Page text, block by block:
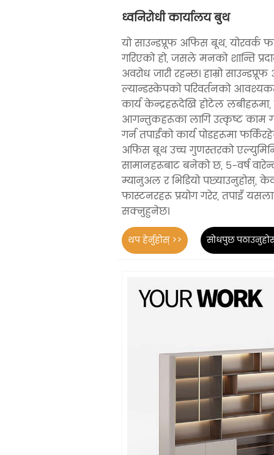
ध्वनिरोधी कार्यालय बुथ
यो साउन्डप्रूफ अफिस बूथ, योरवर्क
गरिएको हो, जसले मनको शान्ति
अवरोध जारी रहन्छ। हाम्रो
ल्यान्डस्केपको परिवर्तनको
कार्य केन्द्रहरूदेखि होटेल लबीहरूमा,
आगन्तुकहरूका लागि उत्कृष्ट काम
गर्न तपाईंको कार्य पोडहरूमा
अफिस बूथ उच्च गुणस्तरको
सामानहरूबाट बनेको छ, 5-वर्ष
म्यानुअल र भिडियो पछ्याउनुहोस्,
फास्टनरहरू प्रयोग गरेर, तपाइँ
सक्नुहुनेछ।
थप हेर्नुहोस् >> सोधपुछ